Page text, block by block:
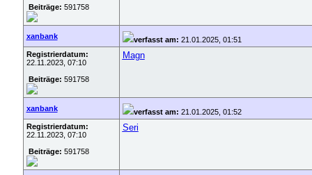
Beiträge: 591758
xanbank verfasst am: 21.01.2025, 01:51
Registrierdatum:
22.11.2023, 07:10
Beiträge: 591758
Magn
xanbank verfasst am: 21.01.2025, 01:52
Registrierdatum:
22.11.2023, 07:10
Beiträge: 591758
Seri